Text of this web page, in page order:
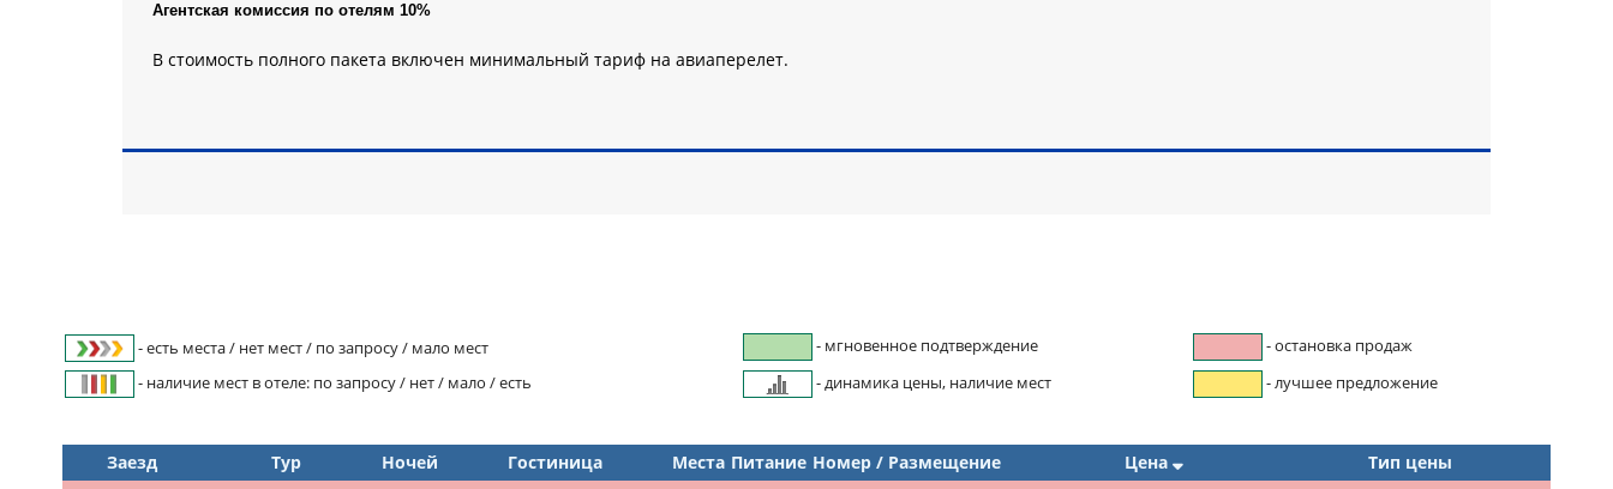
Агентская комиссия по отелям 10%
В стоимость полного пакета включен минимальный тариф на авиаперелет.
- есть места / нет мест / по запросу / мало мест - мгновенное подтверждение
- остановка продаж
- наличие мест в отеле: по запросу / нет / мало / есть
- динамика цены, наличие мест - лучшее предложение
Заезд Тур Ночей Гостиница Места Питание Номер / Размещение Цена Тип цены